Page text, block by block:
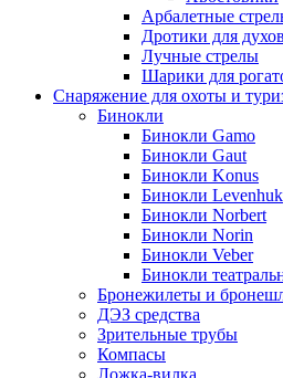
Арбалетные
Дротики для
Лучные стрелы
Шарики для
Снаряжение для охоты и
Бинокли
Бинокли Gamo
Бинокли Gaut
Бинокли Konus
Бинокли Levenhuk
Бинокли Norbert
Бинокли Norin
Бинокли Veber
Бинокли
Бронежилеты и
ДЭЗ средства
Зрительные трубы
Компасы
Ложка-вилка